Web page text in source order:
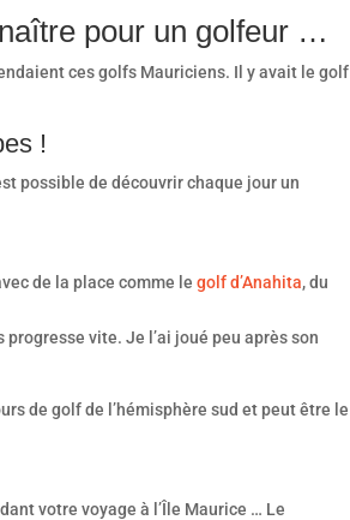
pour un golfeur …
ces golfs Mauriciens. Il y avait le golf
!
possible de découvrir chaque jour un
de la place comme legolf d’Anahita, du
vite. Je l’ai joué peu après son
de golf de l’hémisphère sud et peut être le
votre voyage à l’Île Maurice … Le